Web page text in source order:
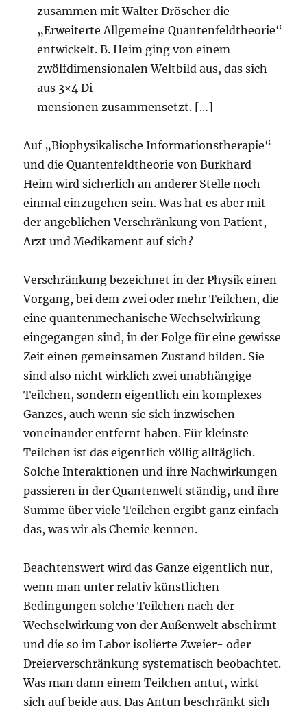
zusammen mit Walter Dröscher die
„Erweiterte Allgemeine Quantenfeldtheorie“
entwickelt. B. Heim ging von einem
zwölfdimensionalen Weltbild aus, das sich
aus 3×4 Di-
mensionen zusammensetzt. […]
Auf „Biophysikalische Informationstherapie“
und die Quantenfeldtheorie von Burkhard
Heim wird sicherlich an anderer Stelle noch
einmal einzugehen sein. Was hat es aber mit
der angeblichen Verschränkung von Patient,
Arzt und Medikament auf sich?
Verschränkung bezeichnet in der Physik einen
Vorgang, bei dem zwei oder mehr Teilchen, die
eine quantenmechanische Wechselwirkung
eingegangen sind, in der Folge für eine gewisse
Zeit einen gemeinsamen Zustand bilden. Sie
sind also nicht wirklich zwei unabhängige
Teilchen, sondern eigentlich ein komplexes
Ganzes, auch wenn sie sich inzwischen
voneinander entfernt haben. Für kleinste
Teilchen ist das eigentlich völlig alltäglich.
Solche Interaktionen und ihre Nachwirkungen
passieren in der Quantenwelt ständig, und ihre
Summe über viele Teilchen ergibt ganz einfach
das, was wir als Chemie kennen.
Beachtenswert wird das Ganze eigentlich nur,
wenn man unter relativ künstlichen
Bedingungen solche Teilchen nach der
Wechselwirkung von der Außenwelt abschirmt
und die so im Labor isolierte Zweier- oder
Dreierverschränkung systematisch beobachtet.
Was man dann einem Teilchen antut, wirkt
sich auf beide aus. Das Antun beschränkt sich